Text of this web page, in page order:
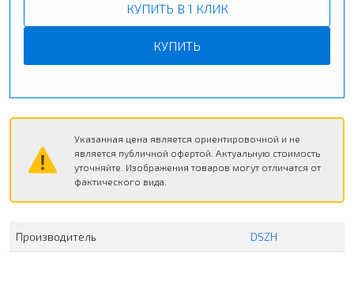
КУПИТЬ В 1 КЛИК
КУПИТЬ
Указанная цена является ориентировочной и не
является публичной офертой. Актуальную стоимость
уточняйте. Изображения товаров могут отличатся от
фактического вида.
Производитель DSZH